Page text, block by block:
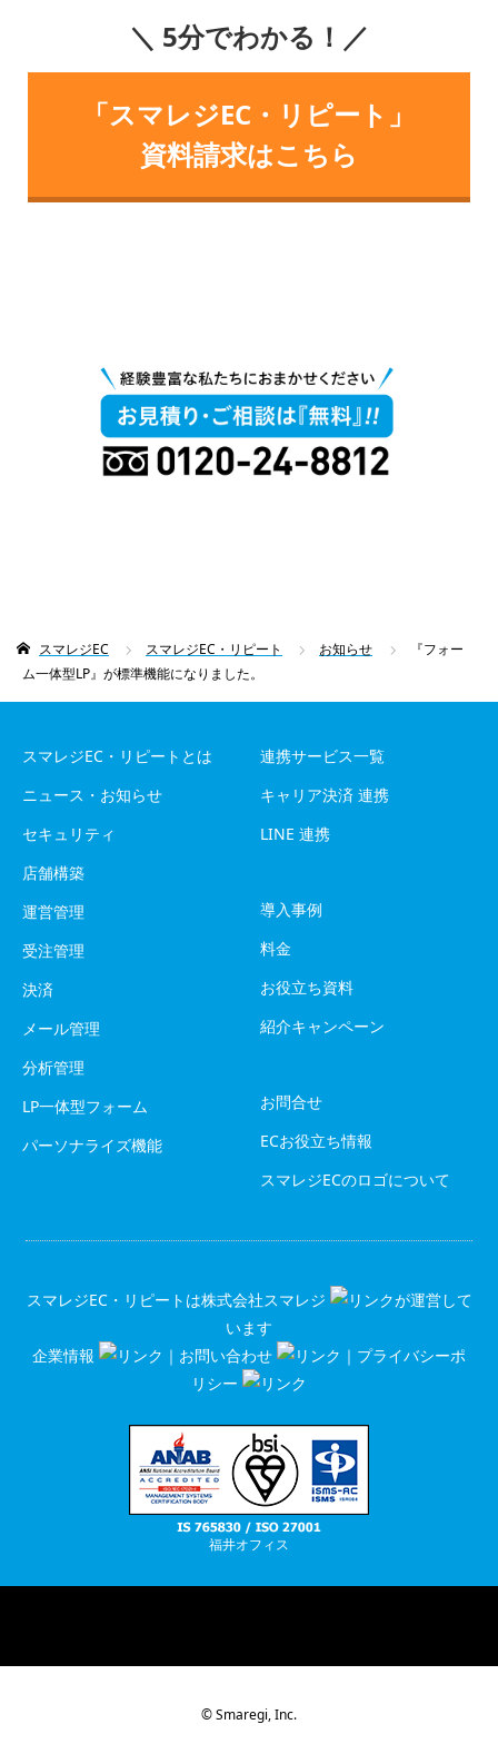
＼ 5分でわかる！／
「スマレジEC・リピート」
資料請求はこちら
スマレジEC スマレジEC・リピート お知らせ
『フォー
ム一体型LP』が標準機能になりました。
スマレジEC・リピートとは
ニュース・お知らせ
セキュリティ
店舗構築
運営管理
受注管理
決済
メール管理
分析管理
LP一体型フォーム
パーソナライズ機能
連携サービス一覧
キャリア決済 連携
LINE 連携
導入事例
料金
お役立ち資料
紹介キャンペーン
お問合せ
ECお役立ち情報
スマレジECのロゴについて
スマレジEC・リピートは株式会社スマレジ
が運営して
います
企業情報
｜ お問い合わせ ｜ プライバシーポ
リシー
福井オフィス
RSS
© Smaregi, Inc.